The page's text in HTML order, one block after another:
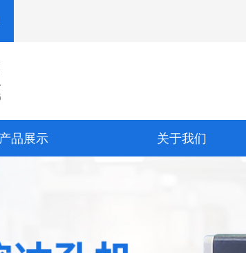
产品展示 关于我们